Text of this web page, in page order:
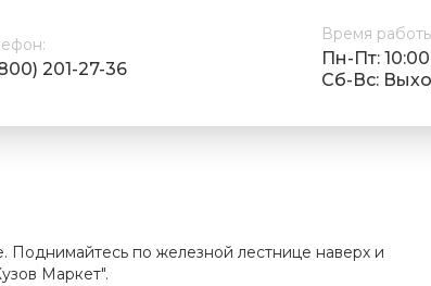
201-27-36
Время
Пн-Пт:
Cб-Вс:
Поднимайтесь по железной лестнице наверх и
Маркет".